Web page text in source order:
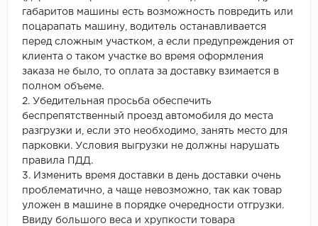
габаритов машины есть возможность повредить или
поцарапать машину, водитель останавливается
перед сложным участком, а если предупреждения от
клиента о таком участке во время оформления
заказа не было, то оплата за доставку взимается в
полном объеме.
2. Убедительная просьба обеспечить
беспрепятственный проезд автомобиля до места
разгрузки и, если это необходимо, занять место для
парковки. Условия выгрузки не должны нарушать
правила ПДД.
3. Изменить время доставки в день доставки очень
проблематично, а чаще невозможно, так как товар
уложен в машине в порядке очередности отгрузки.
Ввиду большого веса и хрупкости товара